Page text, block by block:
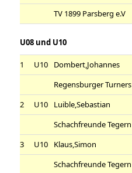
TV 1899 Parsberg e.V
U08 und U10
1 U10 Dombert,Johannes
Regensburger Turners
2
U10 Luible,Sebastian
Schachfreunde Tegern
3
U10 Klaus,Simon
Schachfreunde Tegern